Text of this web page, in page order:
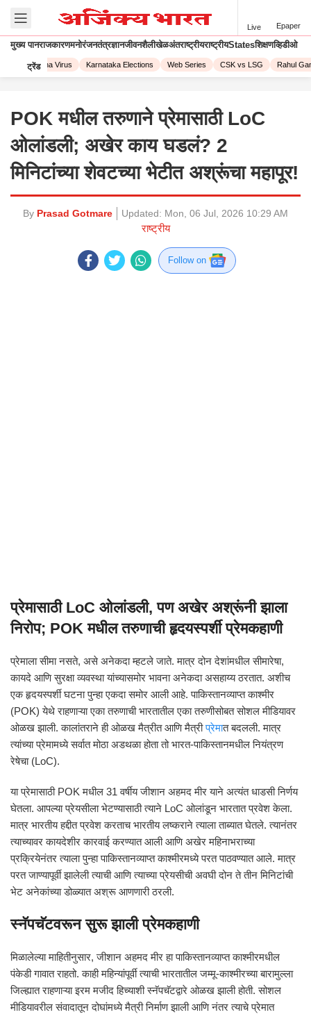
Live Epaper
मुख्य पानराजकारणमनोरंजनतंत्रज्ञानजीवनशैलीखेळअंतराष्ट्रीयराष्ट्रीयStatesशिक्षणव्हिडीओ
ट्रेंड
Corona Virus Karnataka Elections Web Series CSK vs LSG Rahul
POK मधील तरुणाने प्रेमासाठी LoC
ओलांडली; अखेर काय घडलं? 2
मिनिटांच्या शेवटच्या भेटीत अश्रूंचा महापूर!
By Prasad Gotmare Updated: Mon, 06 Jul, 2026 10:29 AM
राष्ट्रीय
Follow on
प्रेमासाठी LoC ओलांडली, पण अखेर अश्रूंनी झाला
निरोप; POK मधील तरुणाची हृदयस्पर्शी प्रेमकहाणी
प्रेमाला सीमा नसते, असे अनेकदा म्हटले जाते. मात्र दोन देशांमधील सीमारेषा,
कायदे आणि सुरक्षा व्यवस्था यांच्यासमोर भावना अनेकदा असहाय्य ठरतात. अशीच
एक हृदयस्पर्शी घटना पुन्हा एकदा समोर आली आहे. पाकिस्तानव्याप्त काश्मीर
(POK) येथे राहणाऱ्या एका तरुणाची भारतातील एका तरुणीसोबत सोशल मीडियावर
ओळख झाली. कालांतराने ही ओळख मैत्रीत आणि मैत्रीप्रेमात बदलली. मात्र
त्यांच्या प्रेमामध्ये सर्वात मोठा अडथळा होता तो भारत-पाकिस्तानमधील नियंत्रण
रेषेचा (LoC).
या प्रेमासाठी POK मधील 31 वर्षीय जीशान अहमद मीर याने अत्यंत धाडसी निर्णय
घेतला. आपल्या प्रेयसीला भेटण्यासाठी त्याने LoC ओलांडून भारतात प्रवेश केला.
मात्र भारतीय हद्दीत प्रवेश करताच भारतीय लष्कराने त्याला ताब्यात घेतले. त्यानंतर
त्याच्यावर कायदेशीर कारवाई करण्यात आली आणि अखेर महिनाभराच्या
प्रक्रियेनंतर त्याला पुन्हा पाकिस्तानव्याप्त काश्मीरमध्ये परत पाठवण्यात आले. मात्र
परत जाण्यापूर्वी झालेली त्याची आणि त्याच्या प्रेयसीची अवघी दोन ते तीन मिनिटांची
भेट अनेकांच्या डोळ्यात अश्रू आणणारी ठरली.
स्नॅपचॅटवरून सुरू झाली प्रेमकहाणी
मिळालेल्या माहितीनुसार, जीशान अहमद मीर हा पाकिस्तानव्याप्त काश्मीरमधील
पंकेडी गावात राहतो. काही महिन्यांपूर्वी त्याची भारतातील जम्मू-काश्मीरच्या बारामुल्ला
जिल्ह्यात राहणाऱ्या इरम मजीद हिच्याशी स्नॅपचॅटद्वारे ओळख झाली होती. सोशल
मीडियावरील संवादातून दोघांमध्ये मैत्री निर्माण झाली आणि नंतर त्याचे प्रेमात